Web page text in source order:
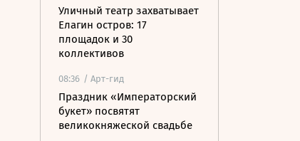
Уличный театр захватывает
Елагин остров: 17
площадок и 30
коллективов
08:36 / Арт-гид
Праздник «Императорский
букет» посвятят
великокняжеской свадьбе